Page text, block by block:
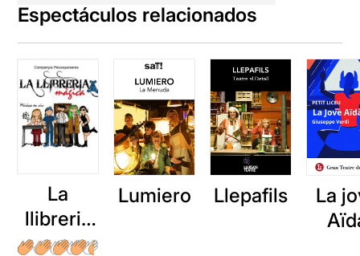
Espectáculos relacionados
La
llibreria
màgica
Lumiero Llepafils
La